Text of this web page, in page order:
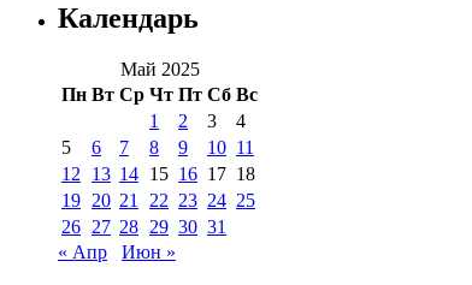
Календарь
Май 2025
Пн Вт Ср Чт Пт Сб Вс
1
2 3
4
5
6 7 8 9 10 11
12
13 14 15 16 17 18
19 20 21 22 23 24 25
26 27 28 29 30 31
« Апр
Июн »